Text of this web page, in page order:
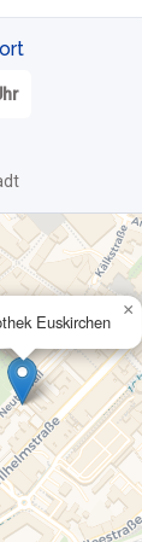
Euskirchen
×